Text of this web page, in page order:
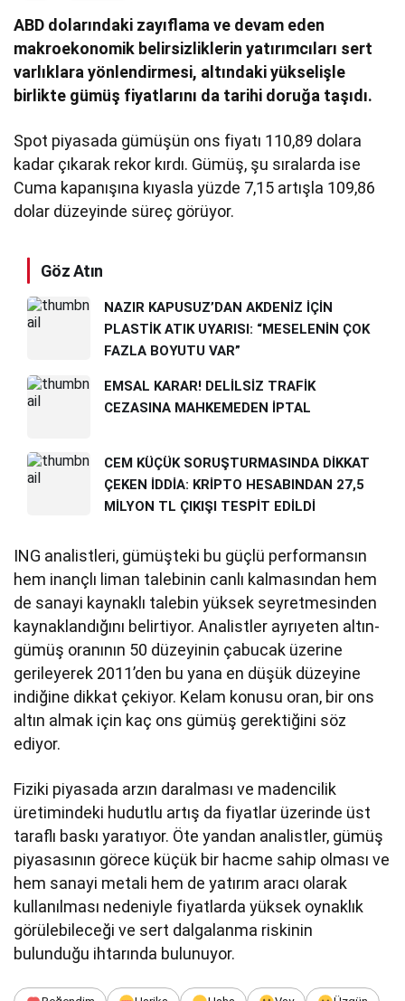
ABD dolarındaki zayıflama ve devam eden
makroekonomik belirsizliklerin yatırımcıları sert
varlıklara yönlendirmesi, altındaki yükselişle
birlikte gümüş fiyatlarını da tarihi doruğa taşıdı.
Spot piyasada gümüşün ons fiyatı 110,89 dolara
kadar çıkarak rekor kırdı. Gümüş, şu sıralarda ise
Cuma kapanışına kıyasla yüzde 7,15 artışla 109,86
dolar düzeyinde süreç görüyor.
Göz Atın
NAZIR KAPUSUZ’DAN AKDENİZ İÇİN
PLASTİK ATIK UYARISI: “MESELENİN ÇOK
FAZLA BOYUTU VAR”
EMSAL KARAR! DELİLSİZ TRAFİK
CEZASINA MAHKEMEDEN İPTAL
CEM KÜÇÜK SORUŞTURMASINDA DİKKAT
ÇEKEN İDDİA: KRİPTO HESABINDAN 27,5
MİLYON TL ÇIKIŞI TESPİT EDİLDİ
ING analistleri, gümüşteki bu güçlü performansın
hem inançlı liman talebinin canlı kalmasından hem
de sanayi kaynaklı talebin yüksek seyretmesinden
kaynaklandığını belirtiyor. Analistler ayrıyeten altın-
gümüş oranının 50 düzeyinin çabucak üzerine
gerileyerek 2011’den bu yana en düşük düzeyine
indiğine dikkat çekiyor. Kelam konusu oran, bir ons
altın almak için kaç ons gümüş gerektiğini söz
ediyor.
Fiziki piyasada arzın daralması ve madencilik
üretimindeki hudutlu artış da fiyatlar üzerinde üst
taraflı baskı yaratıyor. Öte yandan analistler, gümüş
piyasasının görece küçük bir hacme sahip olması ve
hem sanayi metali hem de yatırım aracı olarak
kullanılması nedeniyle fiyatlarda yüksek oynaklık
görülebileceği ve sert dalgalanma riskinin
bulunduğu ihtarında bulunuyor.